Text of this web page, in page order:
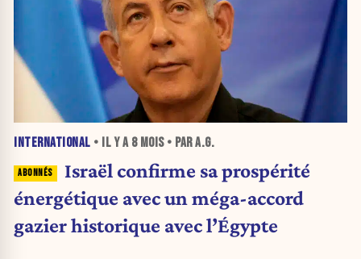
INTERNATIONAL • IL Y A 8 MOIS• PAR A.G.
Israël confirme sa prospérité
énergétique avec un méga-accord
gazier historique avec l’Égypte